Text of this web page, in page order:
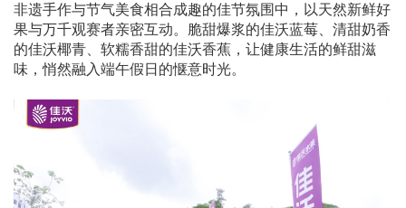
非遗手作与节气美食相合成趣的佳节氛围中，以天然新鲜好
果与万千观赛者亲密互动。脆甜爆浆的佳沃蓝莓、清甜奶香
的佳沃椰青、软糯香甜的佳沃香蕉，让健康生活的鲜甜滋
味，悄然融入端午假日的惬意时光。